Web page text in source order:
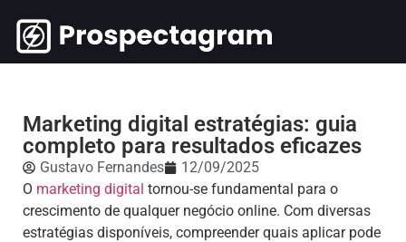
Marketing digital estratégias: guia
completo para resultados eficazes
Gustavo Fernandes
12/09/2025
O marketing digital tornou-se fundamental para o
crescimento de qualquer negócio online. Com diversas
estratégias disponíveis, compreender quais aplicar pode